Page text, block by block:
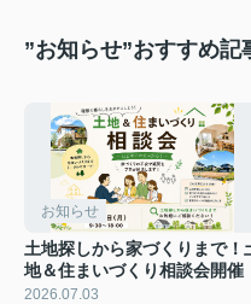
”お知らせ”おすすめ記
お知らせ
土地探しから家づくりまで！
地＆住まいづくり相談会開催
2026.07.03